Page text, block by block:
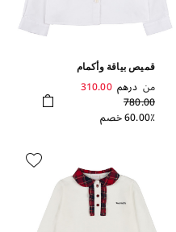
قميص بياقة وأكمام
من درهم 310.00
780.00
60.00٪ خصم